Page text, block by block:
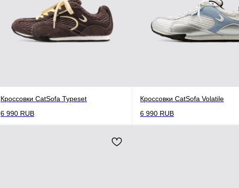
Кроссовки CatSofa Typeset
6 990 RUB
Кроссовки CatSofa Volatile
6 990 RUB